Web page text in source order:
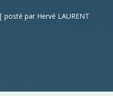
par Hervé LAURENT